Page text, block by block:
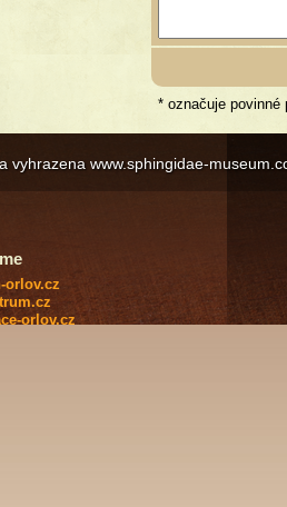
* označuje povinné
vyhrazena www.sphingidae-
orlov.cz
orlov.cz